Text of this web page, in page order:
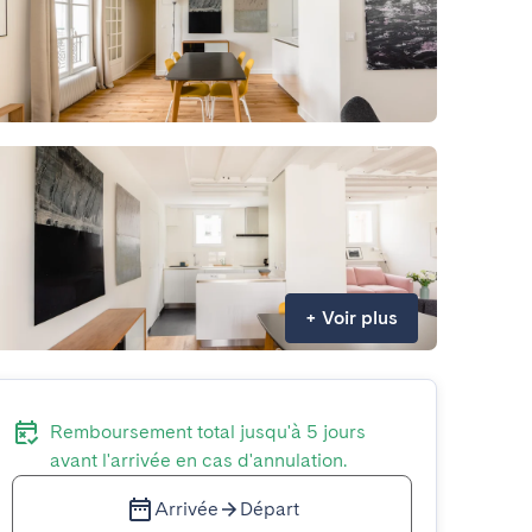
+ Voir plus
Remboursement total jusqu'à 5 jours
avant l'arrivée en cas d'annulation.
Arrivée Départ